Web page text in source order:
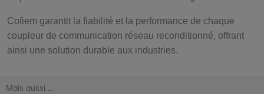
Cofiem garantit la fiabilité et la performance de chaque
coupleur de communication réseau reconditionné, offrant
ainsi une solution durable aux industries.
Mais aussi ...